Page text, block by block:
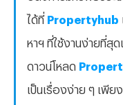
ได้ที่ Propertyhub
หาฯ ที่ใช้งานง่ายที่สุ
ดาวน์โหลด
เป็นเรื่องง่าย ๆ เพีย